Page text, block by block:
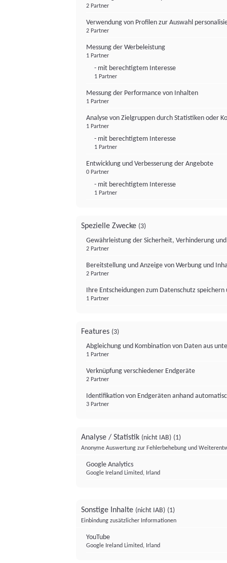
2 Partner
Verwendung von Profilen zur Auswahl
2 Partner
Messung der Werbeleistung
1 Partner
- mit berechtigtem Interesse
1 Partner
Messung der Performance von Inhalten
1 Partner
Analyse von Zielgruppen durch Statistiken oder
1 Partner
- mit berechtigtem Interesse
1 Partner
Entwicklung und Verbesserung der Angebote
0 Partner
- mit berechtigtem Interesse
1 Partner
Spezielle Zwecke (3)
Gewährleistung der Sicherheit, Verhinderung
2 Partner
Bereitstellung und Anzeige von Werbung und
2 Partner
Ihre Entscheidungen zum Datenschutz
1 Partner
Features (3)
Abgleichung und Kombination von Daten aus
1 Partner
Verknüpfung verschiedener Endgeräte
2 Partner
Identifikation von Endgeräten anhand
3 Partner
Analyse / Statistik (nicht IAB) (1)
Anonyme Auswertung zur Fehlerbehebung und
Google Analytics
Google Ireland Limited, Irland
Sonstige Inhalte (nicht IAB) (1)
Einbindung zusätzlicher Informationen
YouTube
Google Ireland Limited, Irland